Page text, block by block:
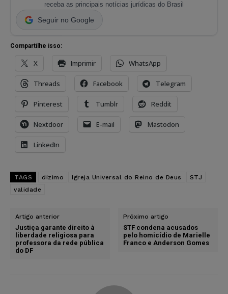
receba as principais notícias jurídicas do Brasil
Seguir no Google
Compartilhe isso:
X Imprimir WhatsApp
Threads Facebook Telegram
Pinterest Tumblr Reddit
Nextdoor E-mail Mastodon
LinkedIn
TAGS dízimo Igreja Universal do Reino de Deus
STJ
validade
Artigo anterior
Justiça garante direito à
liberdade religiosa para
professora da rede pública
do DF
Próximo artigo
STF condena acusados
pelo homicídio de Marielle
Franco e Anderson Gomes